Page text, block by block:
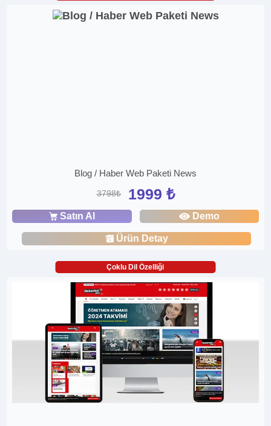
Blog / Haber Web Paketi News
3798₺ 1999 ₺
Satın Al Demo
Ürün Detay
Çoklu Dil Özelliği